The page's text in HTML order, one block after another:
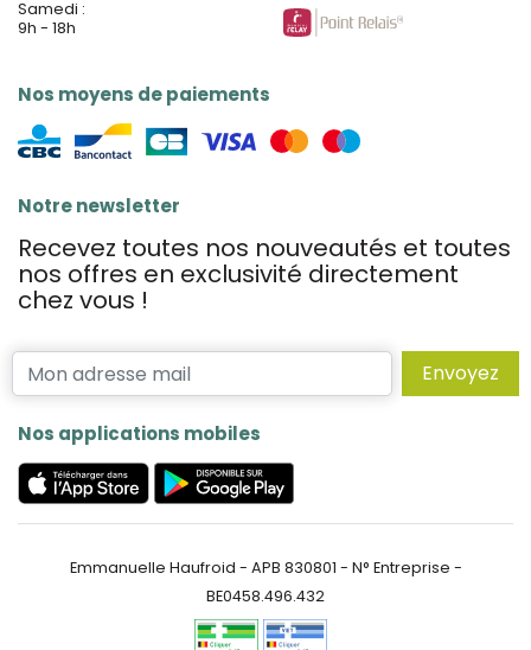
Samedi :
9h - 18h
Nos moyens de paiements
Notre newsletter
Recevez toutes nos nouveautés et toutes
nos offres en exclusivité directement
chez vous !
Envoyez
Nos applications mobiles
Emmanuelle Haufroid - APB 830801 - N° Entreprise -
BE0458.496.432